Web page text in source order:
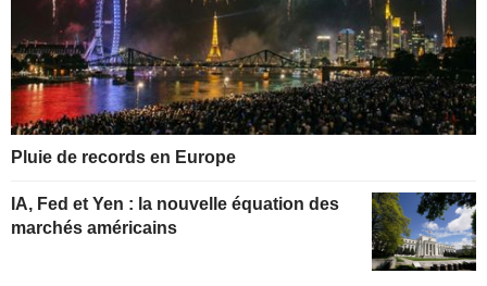
Pluie de records en Europe
IA, Fed et Yen : la nouvelle équation des
marchés américains